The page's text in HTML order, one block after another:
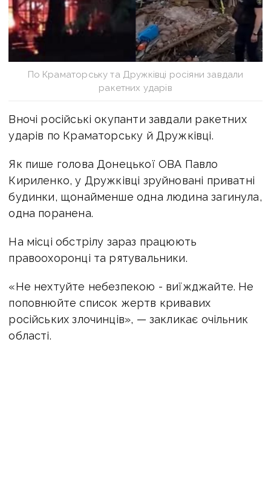
По Краматорську та Дружківці росіяни завдали
ракетних ударів
Вночі російські окупанти завдали ракетних
ударів по Краматорську й Дружківці.
Як пише голова Донецької ОВА Павло
Кириленко, у Дружківці зруйновані приватні
будинки, щонайменше одна людина загинула,
одна поранена.
На місці обстрілу зараз працюють
правоохоронці та рятувальники.
«Не нехтуйте небезпекою - виїжджайте. Не
поповнюйте список жертв кривавих
російських злочинців», — закликає очільник
області.